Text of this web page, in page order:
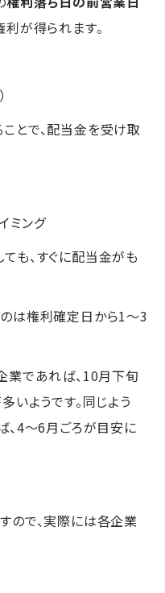
利が得られます。
とで、配当金を受け取
ミング
も、すぐに配当金がも
は権利確定日から1～3
業であれば、10月下旬
いようです。同じよう
、4～6月ごろが目安に
ので、実際には各企業